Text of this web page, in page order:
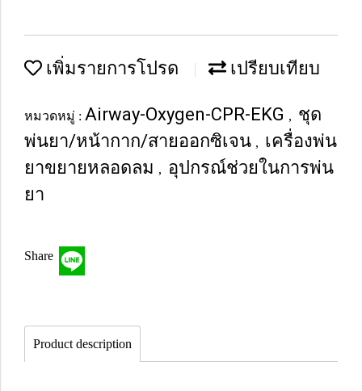
เพิ่มรายการโปรด เปรียบเทียบ
หมวดหมู่ : Airway-Oxygen-CPR-EKG , ชุด
พ่นยา/หน้ากาก/สายออกซิเจน , เครื่องพ่น
ยาขยายหลอดลม , อุปกรณ์ช่วยในการพ่น
ยา
Share
Product description